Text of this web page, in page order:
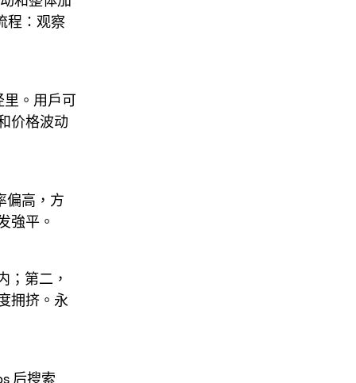
程：观察
里。用戶可
价格波动
偏高，方
強平。
；第二，
拥挤。永
后搜索